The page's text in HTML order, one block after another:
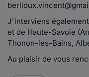
J'interviens
et de Haute-Savoie
Thonon-les-Bains,
Au plaisir de vous